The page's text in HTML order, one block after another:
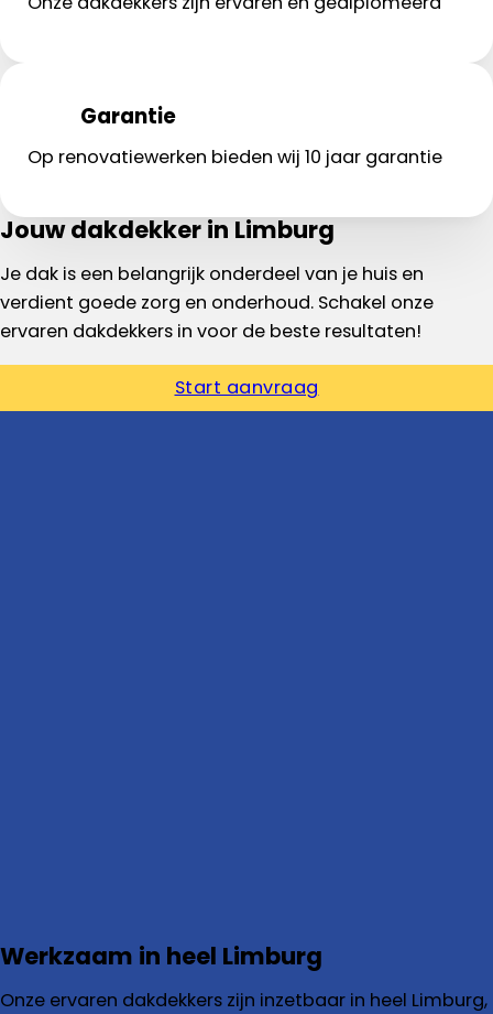
Garantie
Op renovatiewerken bieden wij 10 jaar garantie
Jouw dakdekker in Limburg
Je dak is een belangrijk onderdeel van je huis en
verdient goede zorg en onderhoud. Schakel onze
ervaren dakdekkers in voor de beste resultaten!
Start aanvraag
Werkzaam in heel Limburg
Onze ervaren dakdekkers zijn inzetbaar in heel Limburg,